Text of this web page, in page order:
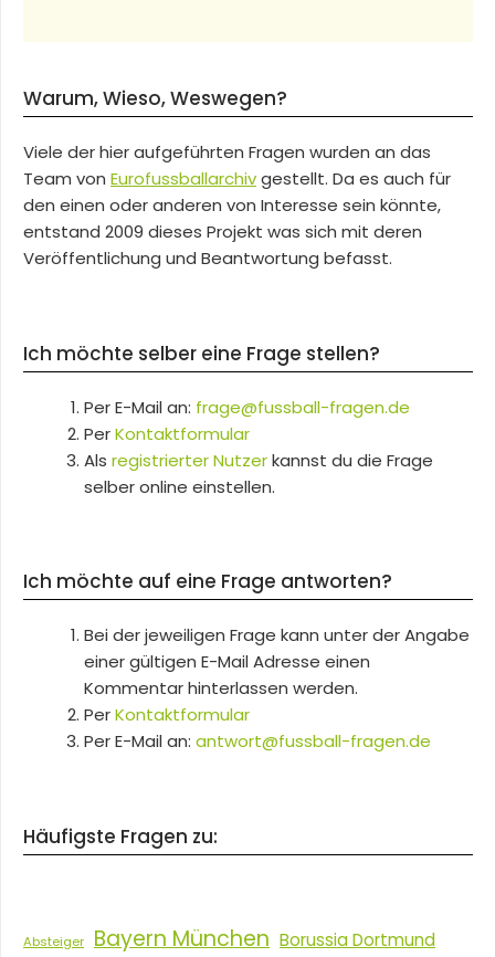
Warum, Wieso, Weswegen?
Viele der hier aufgeführten Fragen wurden an das
Team von Eurofussballarchivgestellt. Da es auch für
den einen oder anderen von Interesse sein könnte,
entstand 2009 dieses Projekt was sich mit deren
Veröffentlichung und Beantwortung befasst.
Ich möchte selber eine Frage stellen?
Per E-Mail an: frage@fussball-fragen.de
PerKontaktformular
Als registrierter Nutzerkannst du die Frage
selber online einstellen.
Ich möchte auf eine Frage antworten?
Bei der jeweiligen Frage kann unter der Angabe
einer gültigen E-Mail Adresse einen
Kommentar hinterlassen werden.
PerKontaktformular
Per E-Mail an: antwort@fussball-fragen.de
Häufigste Fragen zu:
Absteiger Bayern München Borussia Dortmund